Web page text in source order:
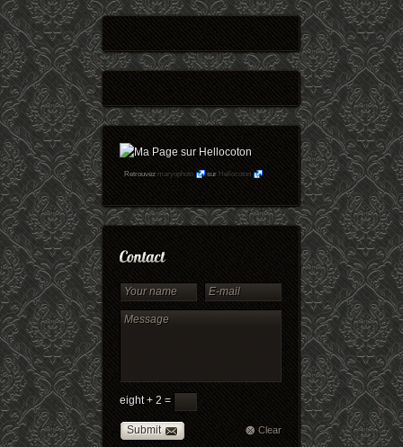
Retrouvezmaryophoto surHellocoton
eight + 2 =
Submit Clear